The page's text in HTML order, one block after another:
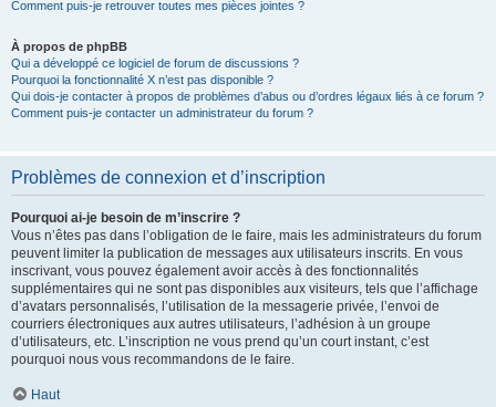
Comment puis-je retrouver toutes mes pièces jointes ?
À propos de phpBB
Qui a développé ce logiciel de forum de discussions ?
Pourquoi la fonctionnalité X n’est pas disponible ?
Qui dois-je contacter à propos de problèmes d’abus ou d’ordres légaux liés à ce forum ?
Comment puis-je contacter un administrateur du forum ?
Problèmes de connexion et d’inscription
Pourquoi ai-je besoin de m’inscrire ?
Vous n’êtes pas dans l’obligation de le faire, mais les administrateurs du forum
peuvent limiter la publication de messages aux utilisateurs inscrits. En vous
inscrivant, vous pouvez également avoir accès à des fonctionnalités
supplémentaires qui ne sont pas disponibles aux visiteurs, tels que l’affichage
d’avatars personnalisés, l’utilisation de la messagerie privée, l’envoi de
courriers électroniques aux autres utilisateurs, l’adhésion à un groupe
d’utilisateurs, etc. L’inscription ne vous prend qu’un court instant, c’est
pourquoi nous vous recommandons de le faire.
Haut